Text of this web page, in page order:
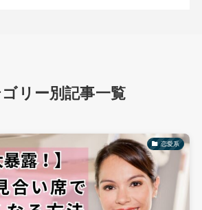
リー別記事一覧
恋愛系